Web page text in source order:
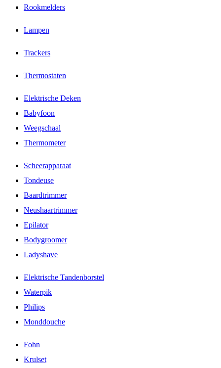
Rookmelders
Lampen
Trackers
Thermostaten
Elektrische Deken
Babyfoon
Weegschaal
Thermometer
Scheerapparaat
Tondeuse
Baardtrimmer
Neushaartrimmer
Epilator
Bodygroomer
Ladyshave
Elektrische Tandenborstel
Waterpik
Philips
Monddouche
Fohn
Krulset